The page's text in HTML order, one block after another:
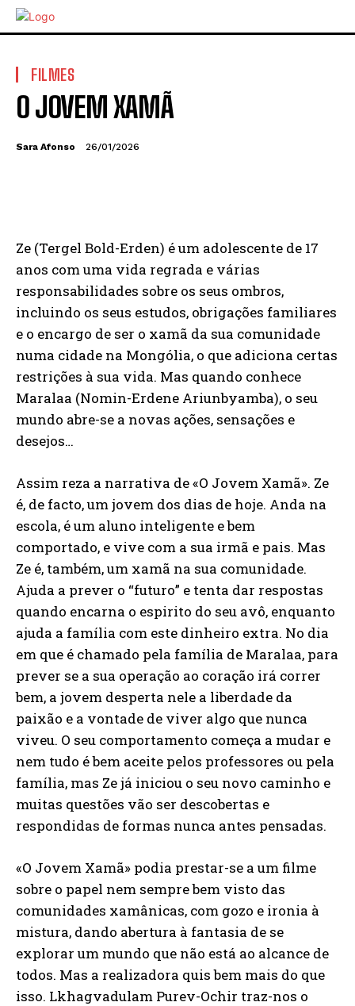
FILMES
O JOVEM XAMÃ
Sara Afonso 26/01/2026
Ze (Tergel Bold-Erden) é um adolescente de 17
anos com uma vida regrada e várias
responsabilidades sobre os seus ombros,
incluindo os seus estudos, obrigações familiares
e o encargo de ser o xamã da sua comunidade
numa cidade na Mongólia, o que adiciona certas
restrições à sua vida. Mas quando conhece
Maralaa (Nomin-Erdene Ariunbyamba), o seu
mundo abre-se a novas ações, sensações e
desejos…
Assim reza a narrativa de «O Jovem Xamã». Ze
é, de facto, um jovem dos dias de hoje. Anda na
escola, é um aluno inteligente e bem
comportado, e vive com a sua irmã e pais. Mas
Ze é, também, um xamã na sua comunidade.
Ajuda a prever o “futuro” e tenta dar respostas
quando encarna o espirito do seu avô, enquanto
ajuda a família com este dinheiro extra. No dia
em que é chamado pela família de Maralaa, para
prever se a sua operação ao coração irá correr
bem, a jovem desperta nele a liberdade da
paixão e a vontade de viver algo que nunca
viveu. O seu comportamento começa a mudar e
nem tudo é bem aceite pelos professores ou pela
família, mas Ze já iniciou o seu novo caminho e
muitas questões vão ser descobertas e
respondidas de formas nunca antes pensadas.
«O Jovem Xamã» podia prestar-se a um filme
sobre o papel nem sempre bem visto das
comunidades xamânicas, com gozo e ironia à
mistura, dando abertura à fantasia de se
explorar um mundo que não está ao alcance de
todos. Mas a realizadora quis bem mais do que
isso. Lkhagvadulam Purev-Ochir traz-nos o